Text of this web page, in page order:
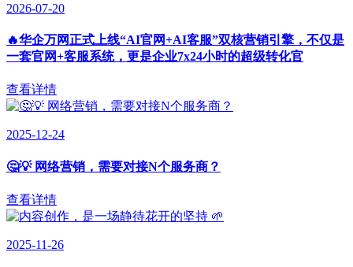
2026-07-20
🔥华企万网正式上线“AI官网+AI客服”双核营销引擎，不仅是
一套官网+客服系统，更是企业7x24小时的超级转化官
查看详情
2025-12-24
🤔💡 网络营销，需要对接N个服务商？
查看详情
2025-11-26